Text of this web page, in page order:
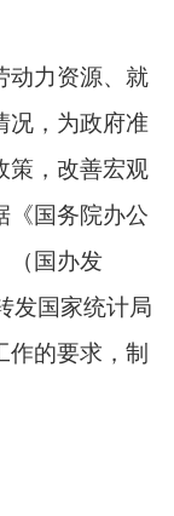
动力资源、就
况，为政府准
策，改善宏观
《国务院办公
（国办发
发国家统计局
的要求，制